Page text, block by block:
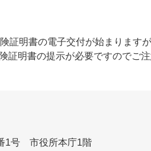
証明書の電子交付が始まります
明書の提示が必要ですのでご注
1号 市役所本庁1階